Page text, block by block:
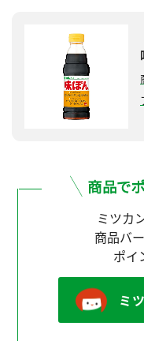
ミツカ
商品バ
ポイ
ミ